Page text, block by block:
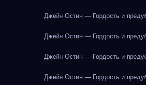
Джейн Остин — Гордость и
Джейн Остин — Гордость и
Джейн Остин — Гордость и
Джейн Остин — Гордость и